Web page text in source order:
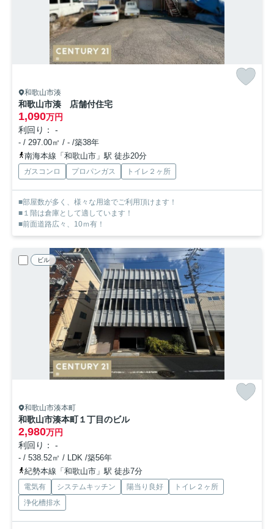
和歌山市湊
和歌山市湊 店舗付住宅
1,090万円
利回り： -
- / 297.00㎡ / - /築38年
南海本線「和歌山市」駅 徒歩20分
ガスコンロ プロパンガス トイレ２ヶ所
■部屋数が多く、様々な用途でご利用頂けます！
■１階は倉庫として適しています！
■前面道路広々、10ｍ有！
ビル
和歌山市湊本町
和歌山市湊本町１丁目のビル
2,980万円
利回り： -
- / 538.52㎡ / LDK /築56年
紀勢本線「和歌山市」駅 徒歩7分
電気有 システムキッチン 陽当り良好
トイレ２ヶ所
浄化槽排水